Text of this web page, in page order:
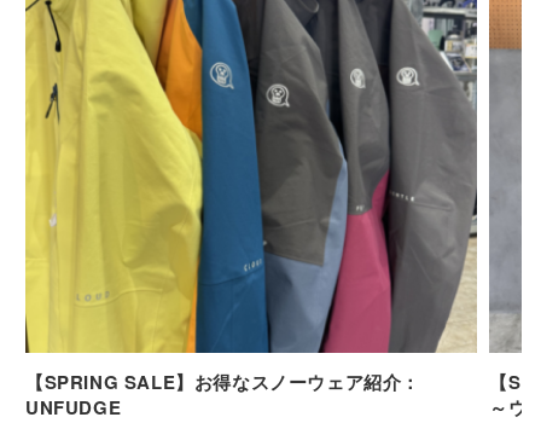
【SPRING SALE】お得なスノーウェア紹介：
UNFUDGE
【
～ウ